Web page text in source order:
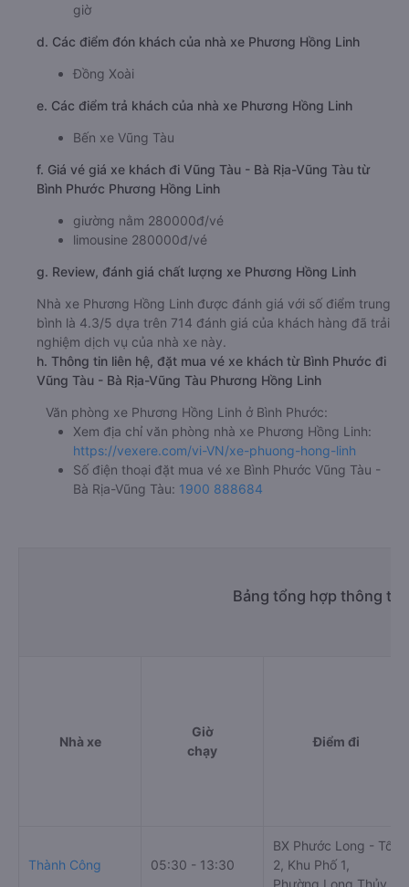
giờ
d. Các điểm đón khách của nhà xe Phương Hồng Linh
Đồng Xoài
e. Các điểm trả khách của nhà xe Phương Hồng Linh
Bến xe Vũng Tàu
f. Giá vé giá xe khách đi Vũng Tàu - Bà Rịa-Vũng Tàu từ
Bình Phước Phương Hồng Linh
giường nằm 280000đ/vé
limousine 280000đ/vé
g. Review, đánh giá chất lượng xe Phương Hồng Linh
Nhà xe Phương Hồng Linh được đánh giá với số điểm trung
bình là 4.3/5 dựa trên 714 đánh giá của khách hàng đã trải
nghiệm dịch vụ của nhà xe này.
h. Thông tin liên hệ, đặt mua vé xe khách từ Bình Phước đi
Vũng Tàu - Bà Rịa-Vũng Tàu Phương Hồng Linh
Văn phòng xe Phương Hồng Linh ở Bình Phước:
Xem địa chỉ văn phòng nhà xe Phương Hồng Linh:
https://vexere.com/vi-VN/xe-phuong-hong-linh
Số điện thoại đặt mua vé xe Bình Phước Vũng Tàu -
Bà Rịa-Vũng Tàu: 1900 888684
Bảng tổng hợp thông tin
Nhà xe
Giờ
chạy
Điểm đi
Thành Công 05:30 - 13:30
BX Phước Long - Tổ
2, Khu Phố 1,
Phường Long Thủy